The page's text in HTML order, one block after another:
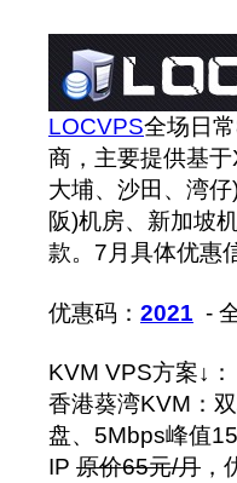
LOCVPS全场日常
商，主要提供基
大埔、沙田、湾
阪)机房、新加坡
款。7月具体优惠
优惠码： 2021 -
KVM VPS方案↓：
香港葵湾KVM：
盘、5Mbps峰值
IP 原价65元/月 ，